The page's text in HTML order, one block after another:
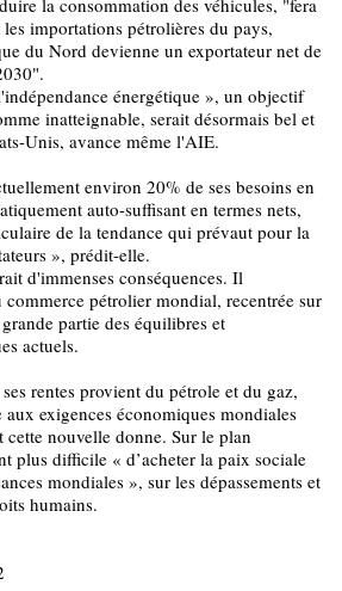
la consommation des véhicules, "fera
importations pétrolières du pays,
du Nord devienne un exportateur net de
énergétique », un objectif
inatteignable, serait désormais bel et
Unis, avance même l'AIE.
environ 20% de ses besoins en
auto-suffisant en termes nets,
de la tendance qui prévaut pour la
», prédit-elle.
d'immenses conséquences. Il
commerce pétrolier mondial, recentrée sur
partie des équilibres et
actuels.
rentes provient du pétrole et du gaz,
exigences économiques mondiales
cette nouvelle donne. Sur le plan
plus difficile « d’acheter la paix sociale
mondiales », sur les dépassements et
humains.